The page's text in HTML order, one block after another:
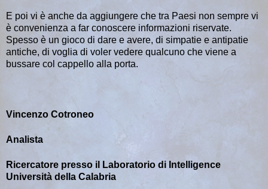
E poi vi è anche da aggiungere che tra Paesi non sempre vi
è convenienza a far conoscere informazioni riservate.
Spesso è un gioco di dare e avere, di simpatie e antipatie
antiche, di voglia di voler vedere qualcuno che viene a
bussare col cappello alla porta.
Vincenzo Cotroneo
Analista
Ricercatore presso il Laboratorio di Intelligence
Università della Calabria